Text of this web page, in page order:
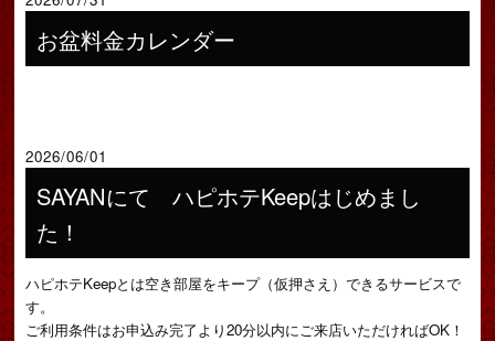
お盆料金カレンダー
2026/06/01
SAYANにて ハピホテKeepはじめまし
た！
ハピホテKeepとは空き部屋をキープ（仮押さえ）できるサービスで
す。
ご利用条件はお申込み完了より20分以内にご来店いただければOK！